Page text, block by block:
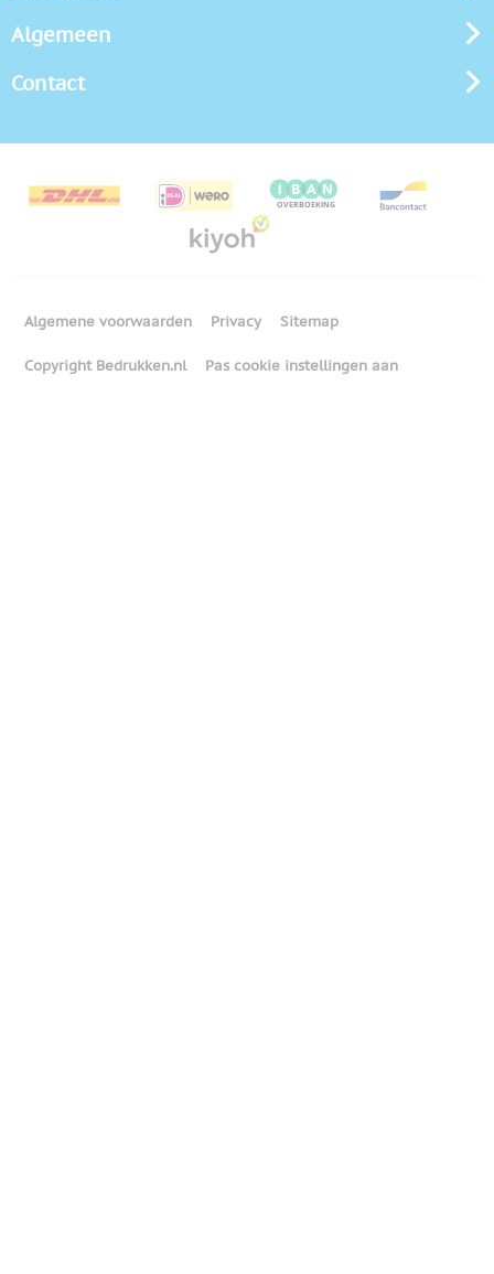
Algemeen
Contact
Algemene voorwaarden Privacy Sitemap
Copyright Bedrukken.nl Pas cookie instellingen aan